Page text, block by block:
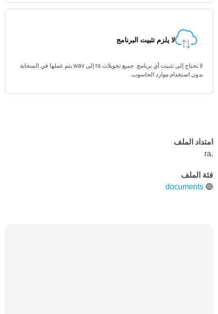
لا يلزم تثبيت البرنامج
لا تحتاج إلى تثبيت أي برنامج. جميع تحويلات ra إلى wav يتم عملها في السحابة
بدون استخدام موارد الحاسوب.
امتداد الملف
.ra
فئة الملف
🔵
documents